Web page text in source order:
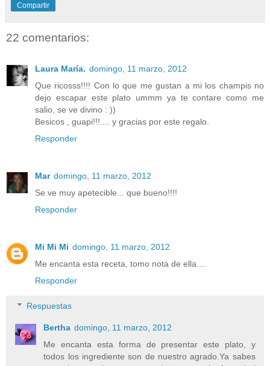
Compartir
22 comentarios:
Laura María. domingo, 11 marzo, 2012
Que ricosss!!!! Con lo que me gustan a mi los champis no
dejo escapar este plato ummm ya te contare como me
salio, se ve divino : ))
Besicos , guapi!!!.... y gracias por este regalo.
Responder
Mar domingo, 11 marzo, 2012
Se ve muy apetecible... que bueno!!!!
Responder
Mi Mi Mi domingo, 11 marzo, 2012
Me encanta esta receta, tomo nota de ella....
Responder
Respuestas
Bertha domingo, 11 marzo, 2012
Me encanta esta forma de presentar este plato, y
todos los ingrediente son de nuestro agrado.Ya sabes